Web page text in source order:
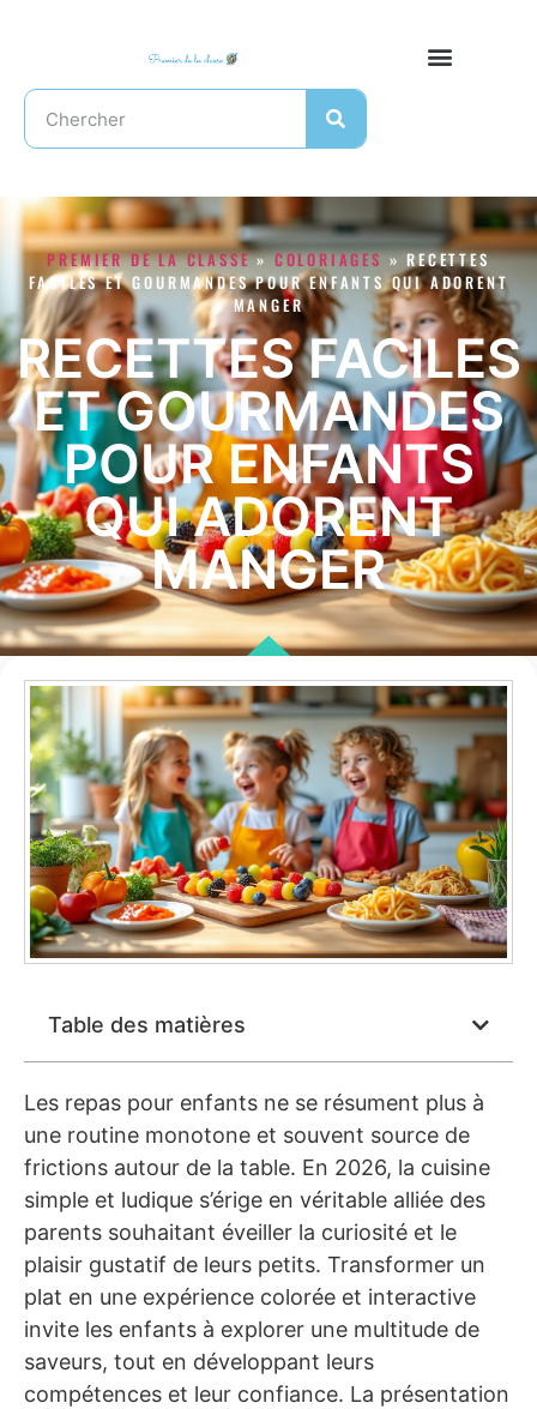
PREMIER DE LA CLASSE»COLORIAGES»RECETTES
FACILES ET GOURMANDES POUR ENFANTS QUI ADORENT
MANGER
RECETTES FACILES
ET GOURMANDES
POUR ENFANTS
QUI ADORENT
MANGER
Table des matières
Les repas pour enfants ne se résument plus à
une routine monotone et souvent source de
frictions autour de la table. En 2026, la cuisine
simple et ludique s’érige en véritable alliée des
parents souhaitant éveiller la curiosité et le
plaisir gustatif de leurs petits. Transformer un
plat en une expérience colorée et interactive
invite les enfants à explorer une multitude de
saveurs, tout en développant leurs
compétences et leur confiance. La présentation